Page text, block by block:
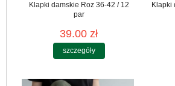
Klapki damskie Roz 36-42 / 12
par
39.00 zł
szczegóły
Klapki